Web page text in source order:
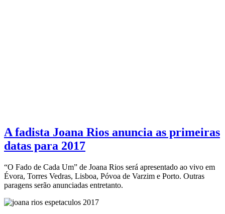
A fadista Joana Rios anuncia as primeiras
datas para 2017
“O Fado de Cada Um” de Joana Rios será apresentado ao vivo em
Évora, Torres Vedras, Lisboa, Póvoa de Varzim e Porto. Outras
paragens serão anunciadas entretanto.